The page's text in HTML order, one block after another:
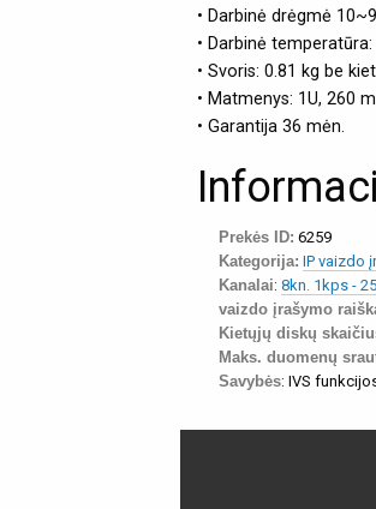
• Darbinė drėgmė
• Darbinė temperatūra:
• Svoris: 0.81 kg be
• Matmenys: 1U, 260
• Garantija 36 mėn.
Prekės ID: 6259
Kategorija: IP vaizdo
Kanalai: 8kn. 1kps -
vaizdo įrašymo
Kietųjų diskų
Maks. duomenų
Savybės: IVS